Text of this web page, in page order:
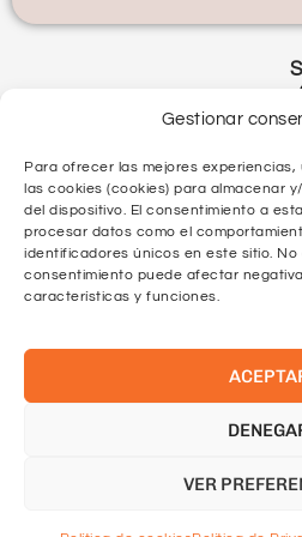
Gestionar
Para ofrecer las mejores
las cookies (cookies) para almacenar
del dispositivo. El consentimiento a
procesar datos como el
identificadores únicos en este sitio.
consentimiento puede afectar
características y funciones.
VER
Política de Privacitat
Política de Qualitat
Protecció de Dades